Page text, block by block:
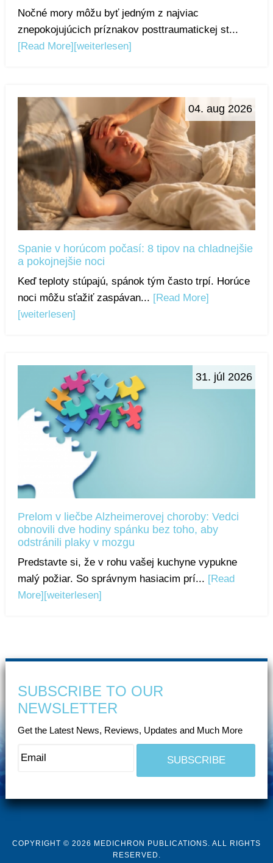
Nočné mory môžu byť jedným z najviac
znepokojujúcich príznakov posttraumatickej st...
[Read More][weiterlesen]
04. aug 2026
Spanie v horúcom počasí: 8 tipov na chladnejšie
a pokojnejšie noci
Keď teploty stúpajú, spánok tým často trpí. Horúce
noci môžu sťažiť zaspávan... [Read More]
[weiterlesen]
31. júl 2026
Prelom v liečbe Alzheimerovej choroby: Vedci
obnovili dve hodiny spánku bez toho, aby
odstránili plaky v mozgu
Predstavte si, že v rohu vašej kuchyne vypukne
malý požiar. So správnym hasiacim prí... [Read
More][weiterlesen]
SUBSCRIBE TO OUR
NEWSLETTER
Get the Latest News, Reviews, Updates and Much More
COPYRIGHT © 2026 MEDICHRON PUBLICATIONS. ALL RIGHTS
RESERVED.